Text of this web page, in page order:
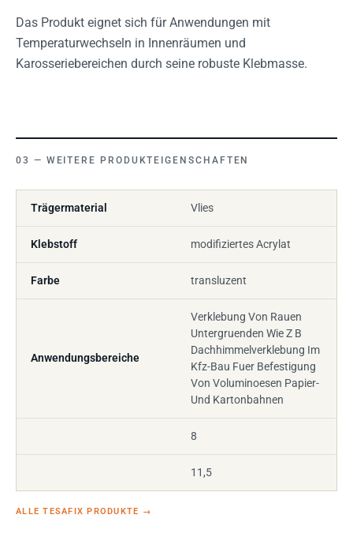
Das Produkt eignet sich für Anwendungen mit
Temperaturwechseln in Innenräumen und
Karosseriebereichen durch seine robuste Klebmasse.
WEITERE PRODUKTEIGENSCHAFTEN
Trägermaterial Vlies
Klebstoff modifiziertes Acrylat
Farbe transluzent
Anwendungsbereiche
Verklebung Von Rauen
Untergruenden Wie Z B
Dachhimmelverklebung Im
Kfz-Bau Fuer Befestigung
Von Voluminoesen Papier-
Und Kartonbahnen
8
11,5
ALLE TESAFIX PRODUKTE →